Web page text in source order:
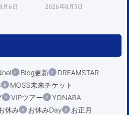
月6日 2026年8月5日
Blog更新
DREAMSTAR
MOSS未来チケット
VIPツアー
YONARA
休み お休みDay
お正月